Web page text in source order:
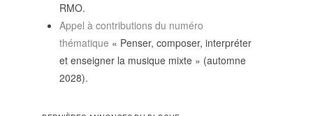
RMO.
Appel à contributions du numéro
thématique « Penser, composer, interpréter
et enseigner la musique mixte » (automne
2028).